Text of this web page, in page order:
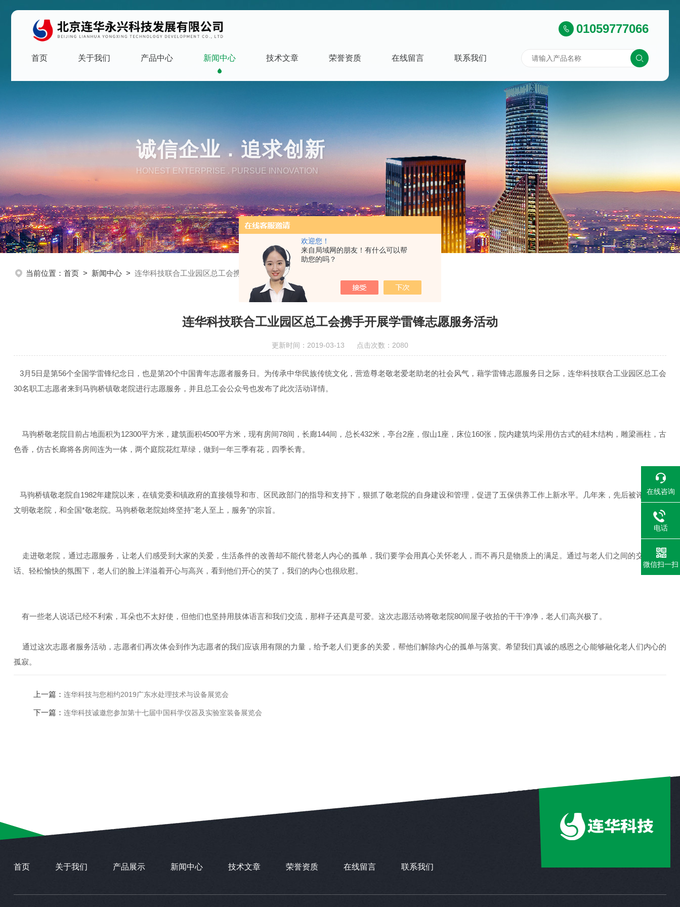
欢迎您！
来自局域网的朋友！有什么可以帮
助您的吗？
01059777066
首页 关于我们 产品中心 新闻中心 技术文章 荣誉资质 在线留言 联系我们
诚信企业 . 追求创新
HONEST ENTERPRISE . PURSUE INNOVATION
当前位置： 首页> 新闻中心> 连华科技联合工业园区总工会携手开展学雷锋志愿服务活动
连华科技联合工业园区总工会携手开展学雷锋志愿服务活动
更新时间：2019-03-13 点击次数：2080
3月5日是第56个全国学雷锋纪念日，也是第20个中国青年志愿者服务日。为传承中华民族传统文化，营造尊老敬老爱老助老的社会风气，藉学雷锋志愿服务日之际，连华科技联合工业园区总工会
30名职工志愿者来到马驹桥镇敬老院进行志愿服务，并且总工会公众号也发布了此次活动详情。
马驹桥敬老院目前占地面积为12300平方米，建筑面积4500平方米，现有房间78间，长廊144间，总长432米，亭台2座，假山1座，床位160张，院内建筑均采用仿古式的硅木结构，雕梁画柱，古
色香，仿古长廊将各房间连为一体，两个庭院花红草绿，做到一年三季有花，四季长青。
马驹桥镇敬老院自1982年建院以来，在镇党委和镇政府的直接领导和市、区民政部门的指导和支持下，狠抓了敬老院的自身建设和管理，促进了五保供养工作上新水平。几年来，先后被评为县级
文明敬老院，和全国*敬老院。马驹桥敬老院始终坚持"老人至上，服务"的宗旨。
走进敬老院，通过志愿服务，让老人们感受到大家的关爱，生活条件的改善却不能代替老人内心的孤单，我们要学会用真心关怀老人，而不再只是物质上的满足。通过与老人们之间的交流、谈
话、轻松愉快的氛围下，老人们的脸上洋溢着开心与高兴，看到他们开心的笑了，我们的内心也很欣慰。
有一些老人说话已经不利索，耳朵也不太好使，但他们也坚持用肢体语言和我们交流，那样子还真是可爱。这次志愿活动将敬老院80间屋子收拾的干干净净，老人们高兴极了。
通过这次志愿者服务活动，志愿者们再次体会到作为志愿者的我们应该用有限的力量，给予老人们更多的关爱，帮他们解除内心的孤单与落寞。希望我们真诚的感恩之心能够融化老人们内心的
孤寂。
上一篇： 连华科技与您相约2019广东水处理技术与设备展览会
下一篇： 连华科技诚邀您参加第十七届中国科学仪器及实验室装备展览会
首页 关于我们 产品展示 新闻中心 技术文章 荣誉资质 在线留言 联系我们
在线咨询
电话
微信扫一扫